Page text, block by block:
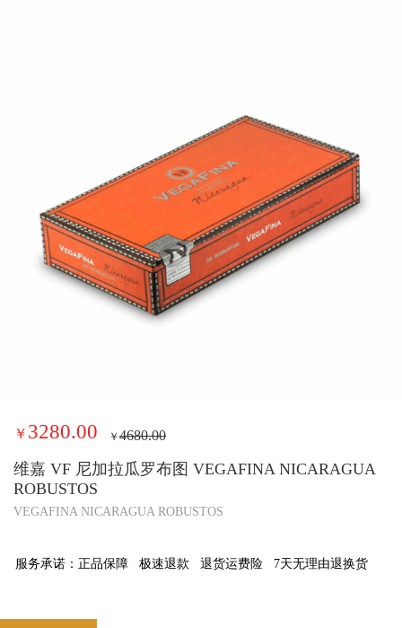
￥ 3280.00 ￥4680.00
维嘉 VF 尼加拉瓜罗布图 VEGAFINA NICARAGUA
ROBUSTOS
VEGAFINA NICARAGUA ROBUSTOS
服务承诺： 正品保障 极速退款 退货运费险 7天无理由退换货